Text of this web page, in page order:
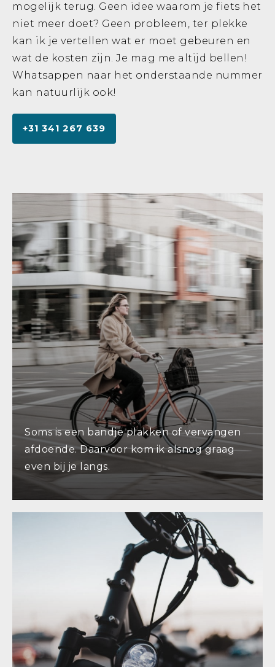
Contact
Prijslijst
Store
mogelijk terug. Geen idee waarom je fiets het
niet meer doet? Geen probleem, ter plekke
kan ik je vertellen wat er moet gebeuren en
wat de kosten zijn. Je mag me altijd bellen!
Whatsappen naar het onderstaande nummer
kan natuurlijk ook!
+31 341 267 639
Soms is een bandje plakken of vervangen
afdoende. Daarvoor kom ik alsnog graag
even bij je langs.